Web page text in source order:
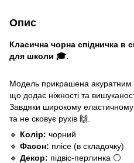
Опис
Класична чорна спідничка в
для школи 🎓.
Модель прикрашена акуратним
що додає ніжності та
Завдяки широкому
та не сковує рухів 🙌.
🔹 Колір: чорний
🔹 Фасон: плісе (в складочку)
🔹 Декор: підвіс-перлинка ⚪